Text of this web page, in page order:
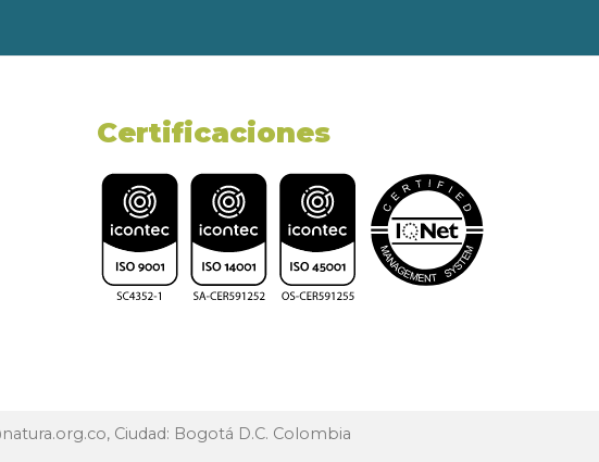
Certificaciones
, Ciudad: Bogotá D.C. Colombia